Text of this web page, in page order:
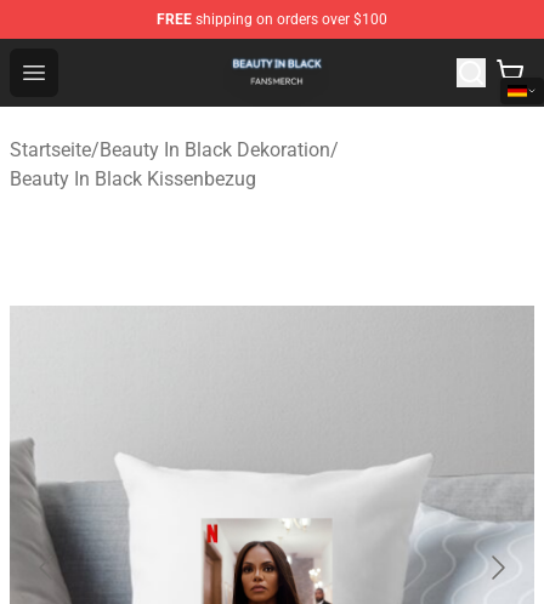
FREE shipping on orders over $100
Open menu
Beauty In Black Shop - Official Beauty In Black
Startseite/Beauty In Black Dekoration/
Beauty In Black Kissenbezug